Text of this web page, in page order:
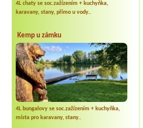
4L chaty se soc.zažízením + kuchyňka,
karavany, stany, přímo u vody..
Kemp u zámku
4L bungalovy se soc.zažízením + kuchyňka,
místa pro karavany, stany..